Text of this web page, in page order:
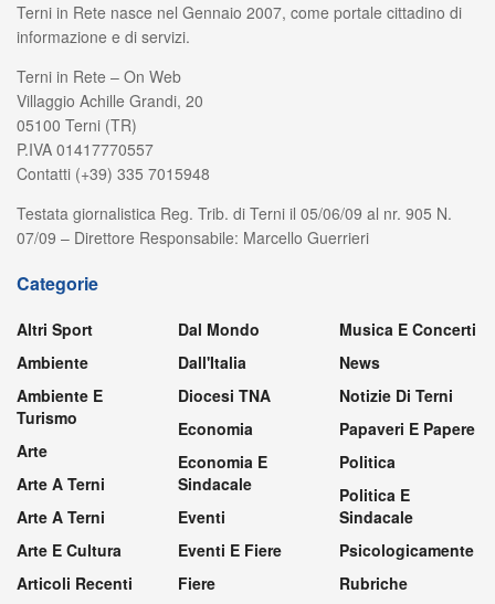
Terni in Rete nasce nel Gennaio 2007, come portale cittadino di
informazione e di servizi.
Terni in Rete – On Web
Villaggio Achille Grandi, 20
05100 Terni (TR)
P.IVA 01417770557
Contatti (+39) 335 7015948
Testata giornalistica Reg. Trib. di Terni il 05/06/09 al nr. 905 N.
07/09 – Direttore Responsabile: Marcello Guerrieri
Categorie
Altri Sport
Ambiente
Ambiente E
Turismo
Arte
Arte A Terni
Arte A Terni
Arte E Cultura
Articoli Recenti
Dal Mondo
Dall'Italia
Diocesi TNA
Economia
Economia E
Sindacale
Eventi
Eventi E Fiere
Fiere
Musica E Concerti
News
Notizie Di Terni
Papaveri E Papere
Politica
Politica E
Sindacale
Psicologicamente
Rubriche